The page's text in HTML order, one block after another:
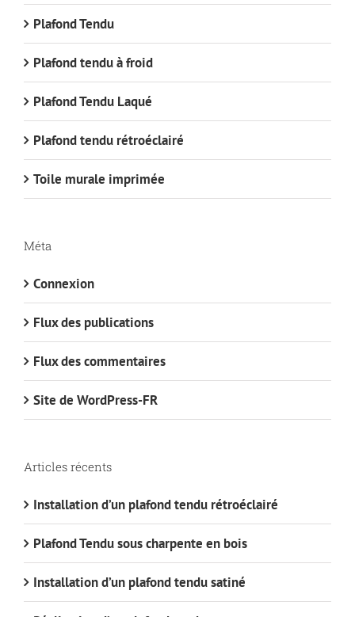
Plafond Tendu
Plafond tendu à froid
Plafond Tendu Laqué
Plafond tendu rétroéclairé
Toile murale imprimée
Méta
Connexion
Flux des publications
Flux des commentaires
Site de WordPress-FR
Articles récents
Installation d’un plafond tendu rétroéclairé
Plafond Tendu sous charpente en bois
Installation d’un plafond tendu satiné